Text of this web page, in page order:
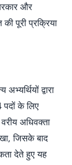
और
पूरी प्रक्रिया
द्वारा
पदों के लिए
अधिवक्ता
जिसके बाद
देते हुए यह